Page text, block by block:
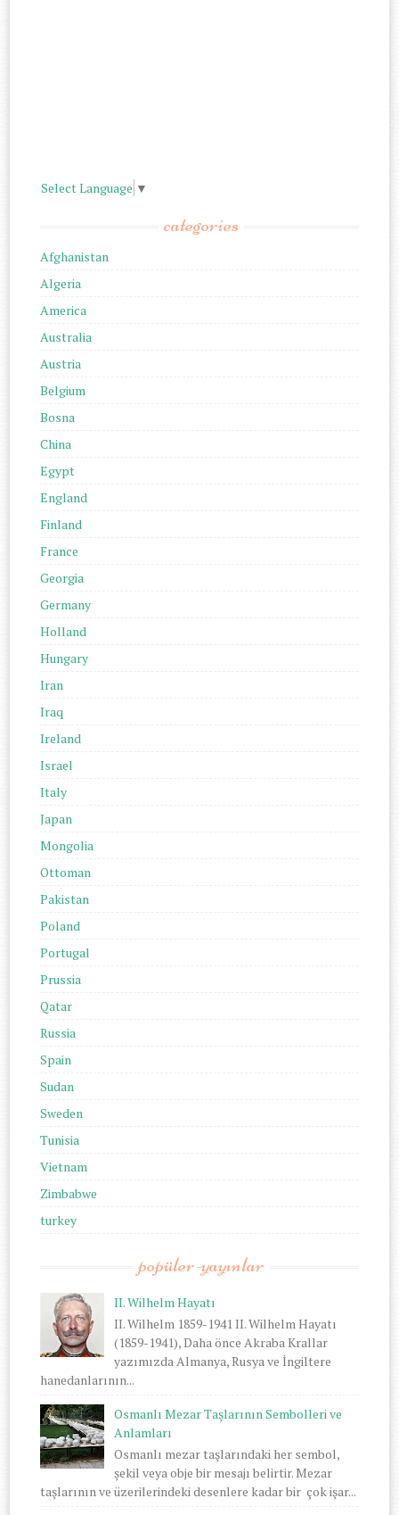
Select Language ▼
categories
Afghanistan
Algeria
America
Australia
Austria
Belgium
Bosna
China
Egypt
England
Finland
France
Georgia
Germany
Holland
Hungary
Iran
Iraq
Ireland
Israel
Italy
Japan
Mongolia
Ottoman
Pakistan
Poland
Portugal
Prussia
Qatar
Russia
Spain
Sudan
Sweden
Tunisia
Vietnam
Zimbabwe
turkey
popüler-yayınlar
II. Wilhelm Hayatı
II. Wilhelm 1859-1941 II. Wilhelm Hayatı
(1859-1941), Daha önce Akraba Krallar
yazımızda Almanya, Rusya ve İngiltere
hanedanlarının...
Osmanlı Mezar Taşlarının Sembolleri ve
Anlamları
Osmanlı mezar taşlarındaki her sembol,
şekil veya obje bir mesajı belirtir. Mezar
taşlarının ve üzerilerindeki desenlere kadar bir çok işar...